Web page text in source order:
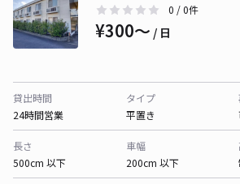
0 / 0件
¥300〜 / 日
貸出時間
24時間営業
タイプ
平置き
長さ
500cm 以下
車幅
200cm 以下